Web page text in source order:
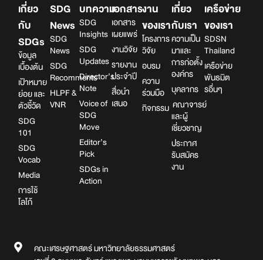
เกี่ยว
กับ
SDGs
ข้อมูล
เบื้องต้น
เป้าหมาย
ย่อย และ
ตัวชี้วัด
SDG
101
SDG
Vocab
Media
การใช้
โลโก้
SDG
News
SDG
News
SDG
Recomments
HLPF &
VNR
บทความ
SDG
Insights
SDG
Updates
Director’s
Note
Voice of
SDG
Move
Editor’s
Pick
SDGs in
Action
เอกสาร
เอกสาร
เผยแพร่
งานวิจัย
รายงาน
ประจำปี
สื่อนำ
เสนอ
งาน
ของเรา
โครงการ
วิจัย
อบรม
ความ
ร่วมมือ
กิจกรรม
เกี่ยว
กับเรา
ความเป็น
มาและ
การก่อตั้ง
องค์กร
บุคลากร
คณาจารย์
และผู้
เชี่ยวชาญ
ประกาศ
รับสมัคร
งาน
เครือข่าย
ของเรา
SDSN
Thailand
เครือข่าย
พันธมิต
รอื่นๆ
คณะเศรษฐศาสตร์ มหาวิทยาลัยธรรมศาสตร์